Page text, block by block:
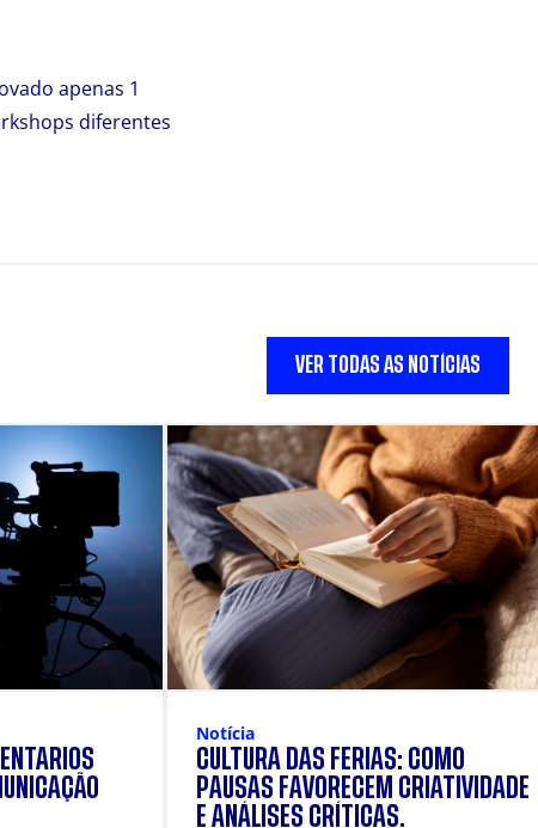
apenas 1
diferentes
VER TODAS AS NOTÍCIAS
Notícia
CULTURA DAS FÉRIAS: COMO
PAUSAS FAVORECEM CRIATIVIDADE
E ANÁLISES CRÍTICAS.